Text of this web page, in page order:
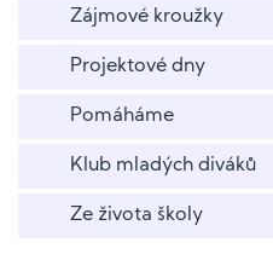
Zájmové kroužky
Projektové dny
Pomáháme
Klub mladých diváků
Ze života školy